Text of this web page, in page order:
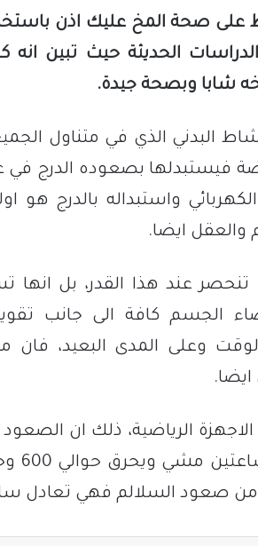
على صحة المخ عليك اذن
الحديثة حيث تبين انه
شابا وبصحة جيدة.
البدني الذي في متناول
فيستبدلها بصعوده الدرج في
واستبداله بالدرج
والعقل ايضا.
تنحصر عند هذا القدر، بل انها
الجسم كافة الى جانب
وعلى المدى البعيد،
الرياضية، ذلك ان
من صعود السلالم فهي تعادل